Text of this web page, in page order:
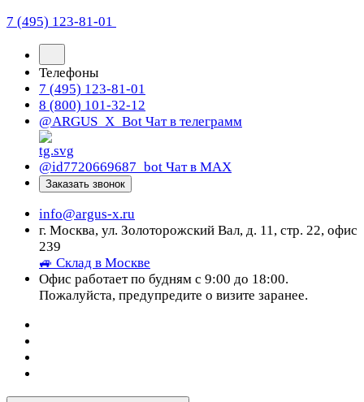
7 (495) 123-81-01
Телефоны
7 (495) 123-81-01
8 (800) 101-32-12
@ARGUS_X_Bot Чат в телеграмм
@id7720669687_bot Чат в МАХ
Заказать звонок
info@argus-x.ru
г. Москва, ул. Золоторожский Вал, д. 11, стр. 22, офис
239
🚙 Склад в Москве
Офис работает по будням с 9:00 до 18:00.
Пожалуйста, предупредите о визите заранее.